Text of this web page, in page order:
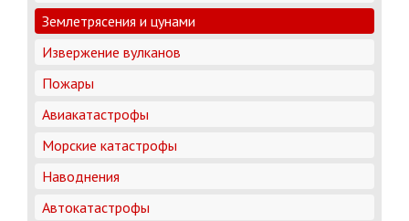
Землетрясения и цунами
Извержение вулканов
Пожары
Авиакатастрофы
Морские катастрофы
Наводнения
Автокатастрофы